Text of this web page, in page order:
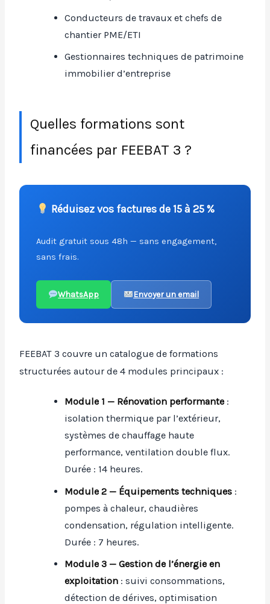
Conducteurs de travaux et chefs de
chantier PME/ETI
Gestionnaires techniques de patrimoine
immobilier d’entreprise
Quelles formations sont
financées par FEEBAT 3 ?
Réduisez vos factures de 15 à 25 %
Audit gratuit sous 48h — sans engagement,
sans frais.
WhatsApp Envoyer un email
FEEBAT 3 couvre un catalogue de formations
structurées autour de 4 modules principaux :
Module 1 — Rénovation performante :
isolation thermique par l’extérieur,
systèmes de chauffage haute
performance, ventilation double flux.
Durée : 14 heures.
Module 2 — Équipements techniques :
pompes à chaleur, chaudières
condensation, régulation intelligente.
Durée : 7 heures.
Module 3 — Gestion de l’énergie en
exploitation : suivi consommations,
détection de dérives, optimisation